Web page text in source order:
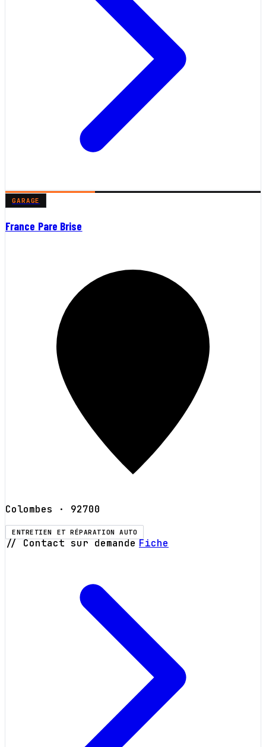
GARAGE
France Pare Brise
Colombes · 92700
ENTRETIEN ET RÉPARATION AUTO
// Contact sur demande Fiche